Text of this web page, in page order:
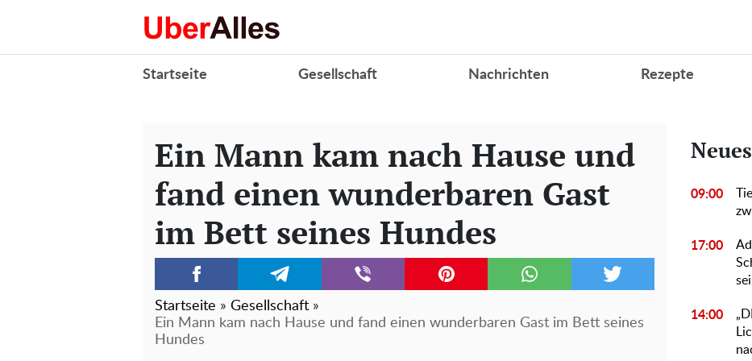
Startseite Gesellschaft Nachrichten Rezepte
Ein Mann kam nach Hause und
fand einen wunderbaren Gast
im Bett seines Hundes
Startseite » Gesellschaft »
Ein Mann kam nach Hause und fand einen wunderbaren Gast im Bett seines
Hundes
09:00
17:00
14:00